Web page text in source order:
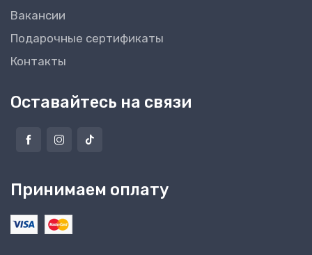
Вакансии
Подарочные сертификаты
Контакты
Оставайтесь на связи
Принимаем оплату